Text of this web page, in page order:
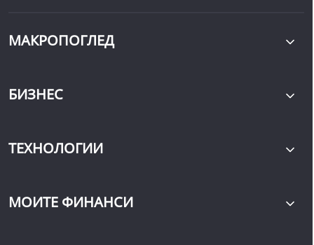
МАКРОПОГЛЕД
БИЗНЕС
ТЕХНОЛОГИИ
МОИТЕ ФИНАНСИ